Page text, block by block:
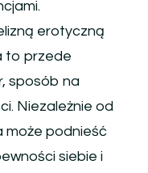
erotyczną
to przede
sposób na
Niezależnie od
może podnieść
siebie i